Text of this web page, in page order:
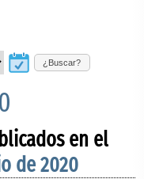
¿Buscar?
en el
de 2020